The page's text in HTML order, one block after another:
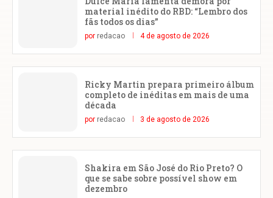
material inédito do RBD: “Lembro dos
fãs todos os dias”
por redacao 4 de agosto de 2026
Ricky Martin prepara primeiro álbum
completo de inéditas em mais de uma
década
por redacao 3 de agosto de 2026
Shakira em São José do Rio Preto? O
que se sabe sobre possível show em
dezembro